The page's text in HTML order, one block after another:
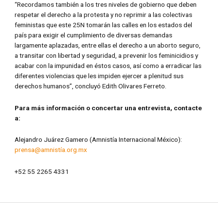
“Recordamos también a los tres niveles de gobierno que deben
respetar el derecho a la protesta y no reprimir a las colectivas
feministas que este 25N tomarán las calles en los estados del
país para exigir el cumplimiento de diversas demandas
largamente aplazadas, entre ellas el derecho a un aborto seguro,
a transitar con libertad y seguridad, a prevenir los feminicidios y
acabar con la impunidad en éstos casos, así como a erradicar las
diferentes violencias que les impiden ejercer a plenitud sus
derechos humanos”, concluyó Edith Olivares Ferreto.
Para más información o concertar una entrevista, contacte
a:
Alejandro Juárez Gamero (Amnistía Internacional México):
prensa@amnistía.org.mx
+52 55 2265 4331